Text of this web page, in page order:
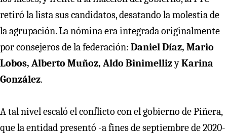
retiró la lista sus candidatos, desatando la molestia de
la agrupación. La nómina era integrada originalmente
por consejeros de la federación: Daniel Díaz, Mario
Lobos, Alberto Muñoz, Aldo BinimellizyKarina
González.
A tal nivel escaló el conflicto con el gobierno de Piñera,
que la entidad presentó -a fines de septiembre de 2020-